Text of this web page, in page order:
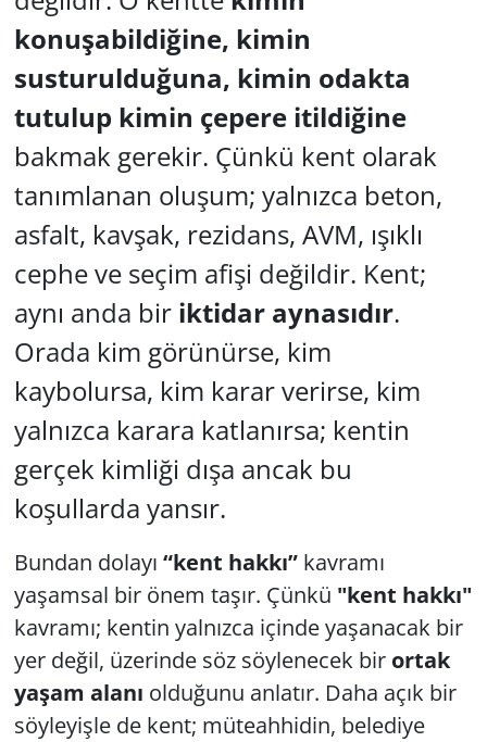
konuşabildiğine, kimin
susturulduğuna, kimin odakta
tutulup kimin çepere itildiğine
bakmak gerekir. Çünkü kent olarak
tanımlanan oluşum; yalnızca beton,
asfalt, kavşak, rezidans, AVM, ışıklı
cephe ve seçim afişi değildir. Kent;
aynı anda bir iktidar aynasıdır.
Orada kim görünürse, kim
kaybolursa, kim karar verirse, kim
yalnızca karara katlanırsa; kentin
gerçek kimliği dışa ancak bu
koşullarda yansır.
Bundan dolayı “kent hakkı” kavramı
yaşamsal bir önem taşır. Çünkü "kent hakkı"
kavramı; kentin yalnızca içinde yaşanacak bir
yer değil, üzerinde söz söylenecek bir ortak
yaşam alanı olduğunu anlatır. Daha açık bir
söyleyişle de kent; müteahhidin, belediye
KÜLTÜR SANAT
MAGAZİN
POLİTİKA
RESMİ İLANLAR
SAĞLIK
SİYASET
SPOR
Yerel